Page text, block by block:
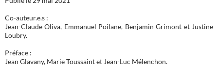
Co-auteur.e.s :
Jean-Claude Oliva, Emmanuel Poilane, Benjamin Grimont et Justine
Loubry.
Préface :
Jean Glavany, Marie Toussaint et Jean-Luc Mélenchon.